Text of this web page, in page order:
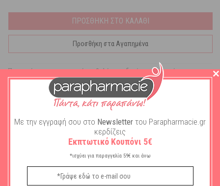
ΠΡΟΣΘΗΚΗ ΣΤΟ ΚΑΛΑΘΙ
Προσθήκη στα Αγαπημένα
Προηγμένης τεχνογνωσίας θηλές, ειδικά σχεδιασμένες για τα
μπιμπερό φυσικής ροής Dr. Brown’s OPTIONS με στενό λαιμό.
Κατασκευάζονται από εξαιρετικά μαλακή, υψηλής ποιότητας
σιλικόνη, χωρίς BΡA.
Χαρακτηριστικά
Με την εγγραφή σου στο Newsletter του Parapharmacie.gr
κερδίζεις
Εκπτωτικό Κουπόνι 5€
*ισχύει για παραγγελία 59€ και άνω